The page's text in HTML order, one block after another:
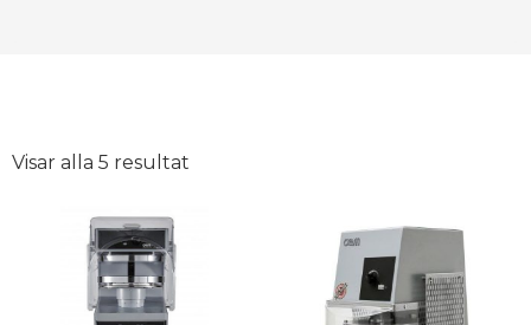
Visar alla 5 resultat